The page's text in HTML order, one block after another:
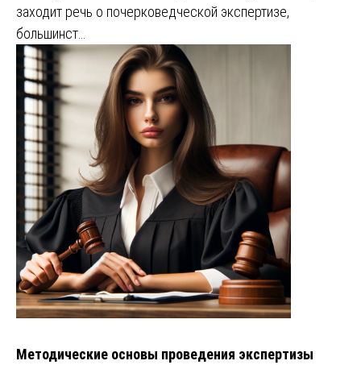
заходит речь о почерковедческой экспертизе,
большинст…
Методические основы проведения экспертизы